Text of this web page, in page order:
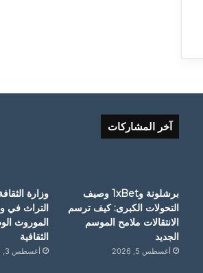
آخر المشاركات
برشلونة و1xBet وصيف
التحولات الكبرى: كيف ترسم
الانتقالات ملامح الموسم
الجديد
أغسطس 5, 2026
وزارة
التراث في
الموروث
الثقافية
أغسطس 3, 2026